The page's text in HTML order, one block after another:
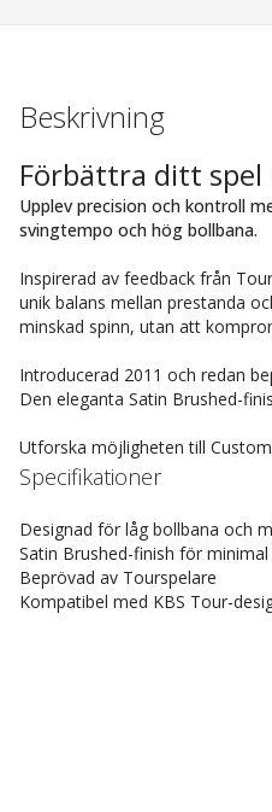
Beskrivning
Förbättra ditt spel
Upplev precision och kontroll
svingtempo och hög bollbana.
Inspirerad av feedback från
unik balans mellan prestanda
minskad spinn, utan att
Introducerad 2011 och redan
Den eleganta Satin Brushed-
Utforska möjligheten till
Specifikationer
Designad för låg bollbana och
Satin Brushed-finish för
Beprövad av Tourspelare
Kompatibel med KBS Tour-